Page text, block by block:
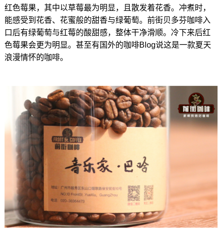
红色莓果，其中以草莓最为明显，且散发着花香。冲煮时，
能感受到花香、花蜜般的甜香与绿葡萄。前街贝多芬咖啡入
口后有绿葡萄与红莓的酸甜感，整体干净滑顺。冷下来后红
色莓果会更为明显。甚至有国外的咖啡Blog说这是一款夏天
浪漫情怀的咖啡。